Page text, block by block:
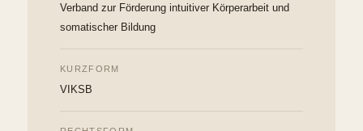
Verband zur Förderung intuitiver Körperarbeit und
somatischer Bildung
KURZFORM
VIKSB